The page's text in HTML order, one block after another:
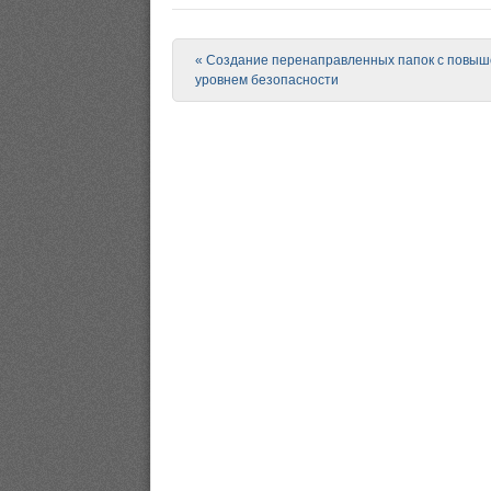
Post navigation
« Создание перенаправленных папок с
уровнем безопасности